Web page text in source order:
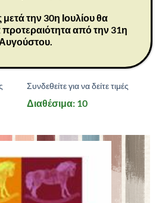
26084
Συνδεθείτε για να δείτε τιμές
Διαθέσιμα: 10
την 30η Ιουλίου θα
προτεραιότητα από την 31η